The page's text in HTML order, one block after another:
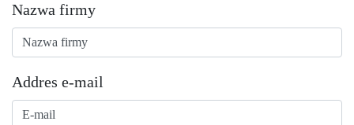
Nazwa firmy
Addres e-mail